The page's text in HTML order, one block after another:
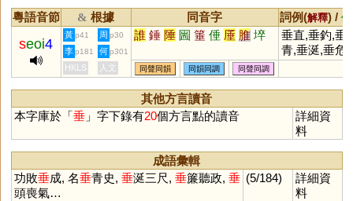
粵語音節 & 根據 同音字 詞例(解釋) /
seoi4
黃 p41 周 p30 誰 錘 陲 圌 箠 倕 厜 脽 埣
垂直,垂釣,垂
青,垂涎,垂危,
垂詢,垂楊,垂
死,垂簾聽政,
頭喪氣,垂愛,
涎三尺,垂柳,
老,垂下,垂暮,
垂手,垂手可
垂憐
李 p181 何 p301
HKLS 人文 同聲同韻 同韻同調 同聲同調
其他方言讀音
本字庫於「垂」字下錄有20個方言點的讀音
詳細資
料
成語彙輯
功敗垂成, 名垂青史, 垂涎三尺, 垂簾聽政, 垂
頭喪氣…
(5/184)
詳細資
料